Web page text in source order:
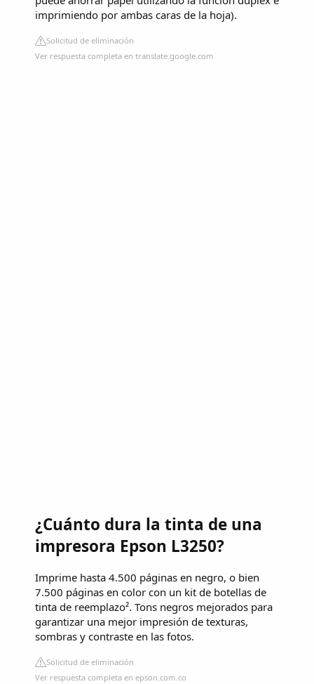
imprimiendo por ambas caras de la hoja).
Solicitud de eliminación
Ver respuesta completa en translate.google.com
¿Cuánto dura la tinta de una
impresora Epson L3250?
Imprime hasta 4.500 páginas en negro, o bien
7.500 páginas en color con un kit de botellas de
tinta de reemplazo². Tons negros mejorados para
garantizar una mejor impresión de texturas,
sombras y contraste en las fotos.
Solicitud de eliminación
Ver respuesta completa en epson.com.co